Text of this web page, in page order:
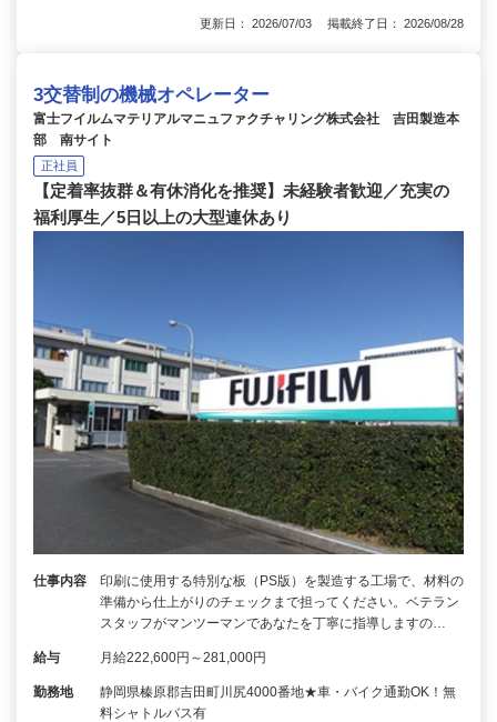
更新日： 2026/07/03 掲載終了日： 2026/08/28
3交替制の機械オペレーター
富士フイルムマテリアルマニュファクチャリング株式会社 吉田製造本
部 南サイト
正社員
【定着率抜群＆有休消化を推奨】未経験者歓迎／充実の
福利厚生／5日以上の大型連休あり
仕事内容
印刷に使用する特別な板（PS版）を製造する工場で、材料の
準備から仕上がりのチェックまで担ってください。ベテラン
スタッフがマンツーマンであなたを丁寧に指導しますの…
給与 月給222,600円～281,000円
勤務地
静岡県榛原郡吉田町川尻4000番地★車・バイク通勤OK！無
料シャトルバス有